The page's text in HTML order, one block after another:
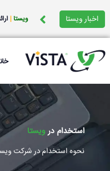
محتوا
اخبار ویستا ویستا|
استخدام درویستا ‌
نحوه استخدام در شرکت